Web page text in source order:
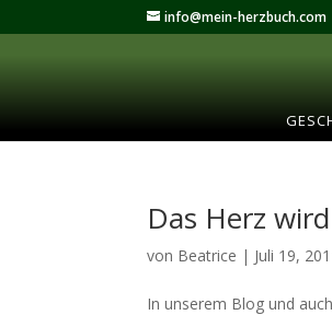
info@mein-herzbuch.com
Das Herz
von Beatrice | Juli 19,
In unserem Blog und